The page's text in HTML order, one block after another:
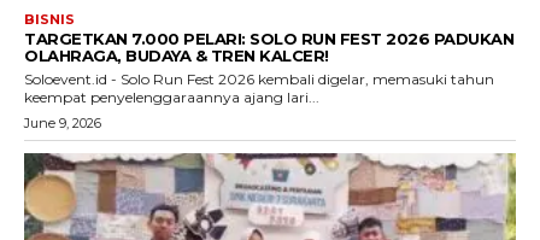
BISNIS
TARGETKAN 7.000 PELARI: SOLO RUN FEST 2026 PADUKAN
OLAHRAGA, BUDAYA & TREN KALCER!
Soloevent.id - Solo Run Fest 2026 kembali digelar, memasuki tahun
keempat penyelenggaraannya ajang lari...
June 9, 2026